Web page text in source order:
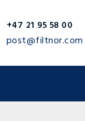
+47 21 95 58 00
post@filtnor.com